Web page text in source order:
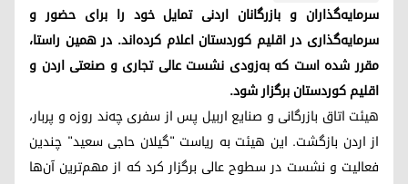
سرمایه‌گذاران و بازرگانان اردنی تمایل خود را برای حضور و
سرمایه‌گذاری در اقلیم کوردستان اعلام کرده‌اند. در همین راستا،
مقرر شده است که به‌زودی نشست عالی تجاری و صنعتی اردن و
اقلیم کوردستان برگزار شود.
هیئت اتاق بازرگانی و صنایع اربیل پس از سفری چەند روزه و پربار،
از اردن بازگشت. این هیئت به ریاست "گیلان حاجی سعید" چندین
فعالیت و نشست در سطوح عالی برگزار کرد که از مهم‌ترین آن‌ها